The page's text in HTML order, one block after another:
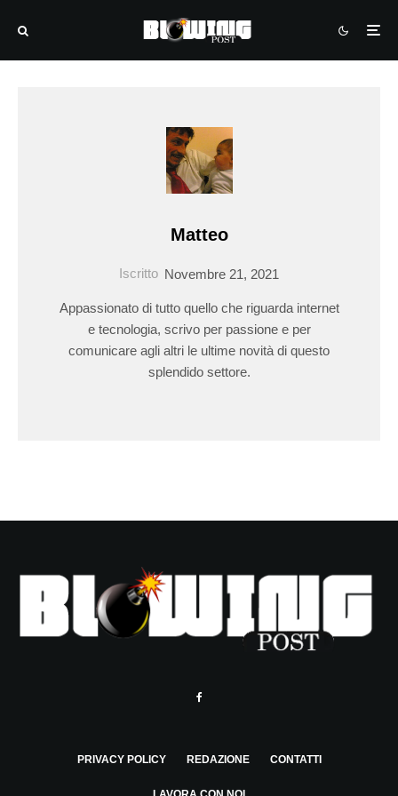
Matteo
Iscritto Novembre 21, 2021
Appassionato di tutto quello che riguarda internet
e tecnologia, scrivo per passione e per
comunicare agli altri le ultime novità di questo
splendido settore.
PRIVACY POLICY REDAZIONE CONTATTI